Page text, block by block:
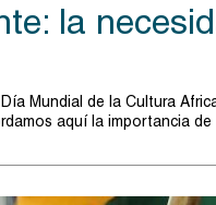
la
Mundial de la Cultura
aquí la importancia